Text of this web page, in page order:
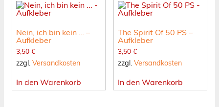
Nein, ich bin kein … –
Aufkleber
3,50 €
zzgl. Versandkosten
In den Warenkorb
The Spirit Of 50 PS –
Aufkleber
3,50 €
zzgl. Versandkosten
In den Warenkorb